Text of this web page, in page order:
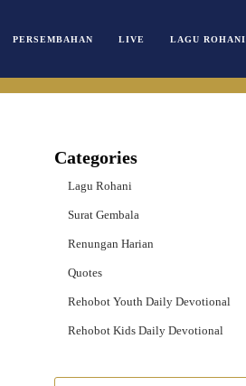
PERSEMBAHAN LIVE LAGU ROHANI
Categories
Lagu Rohani
Surat Gembala
Renungan Harian
Quotes
Rehobot Youth Daily Devotional
Rehobot Kids Daily Devotional